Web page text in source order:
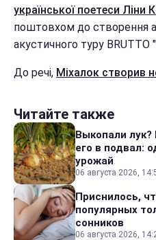
української поетеси Ліни
поштовхом до створення
акустичного туру BRUTTO
До речі, Міхалок створив
Читайте также
Выкопали
его в подвал:
урожай
06 августа 2026,
Приснилось,
популярных
сонников
06 августа 2026,